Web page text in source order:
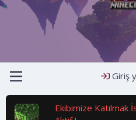
Giriş
Ekibimize Katılmak